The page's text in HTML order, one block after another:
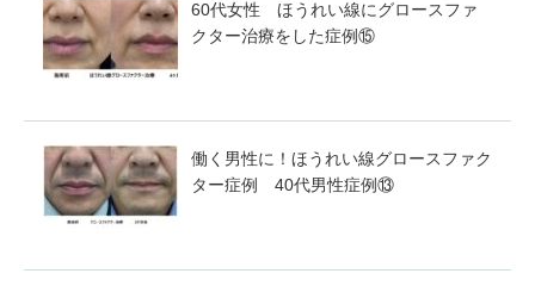
60代女性 ほうれい線にグロースファ
クター治療をした症例⑮
働く男性に！ほうれい線グロースファク
ター症例 40代男性症例⑬